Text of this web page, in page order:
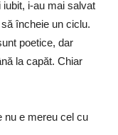
i-au mai salvat
încheie un ciclu.
poetice, dar
la capăt. Chiar
nu e mereu cel cu